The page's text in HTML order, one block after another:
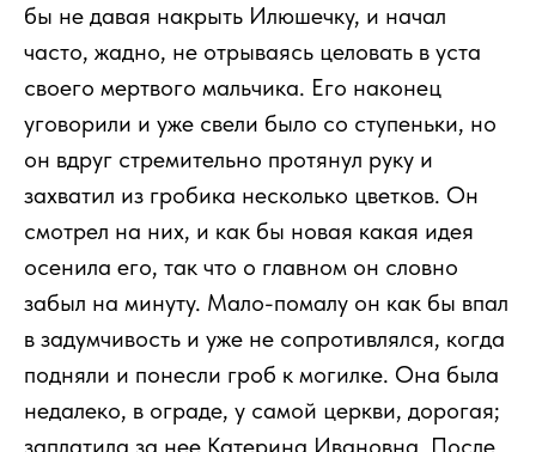
бы не давая накрыть Илюшечку, и начал
часто, жадно, не отрываясь целовать в уста
своего мертвого мальчика. Его наконец
уговорили и уже свели было со ступеньки, но
он вдруг стремительно протянул руку и
захватил из гробика несколько цветков. Он
смотрел на них, и как бы новая какая идея
осенила его, так что о главном он словно
забыл на минуту. Мало-помалу он как бы впал
в задумчивость и уже не сопротивлялся, когда
подняли и понесли гроб к могилке. Она была
недалеко, в ограде, у самой церкви, дорогая;
заплатила за нее Катерина Ивановна. После